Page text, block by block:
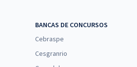
BANCAS DE CONCURSOS
Cebraspe
Cesgranrio